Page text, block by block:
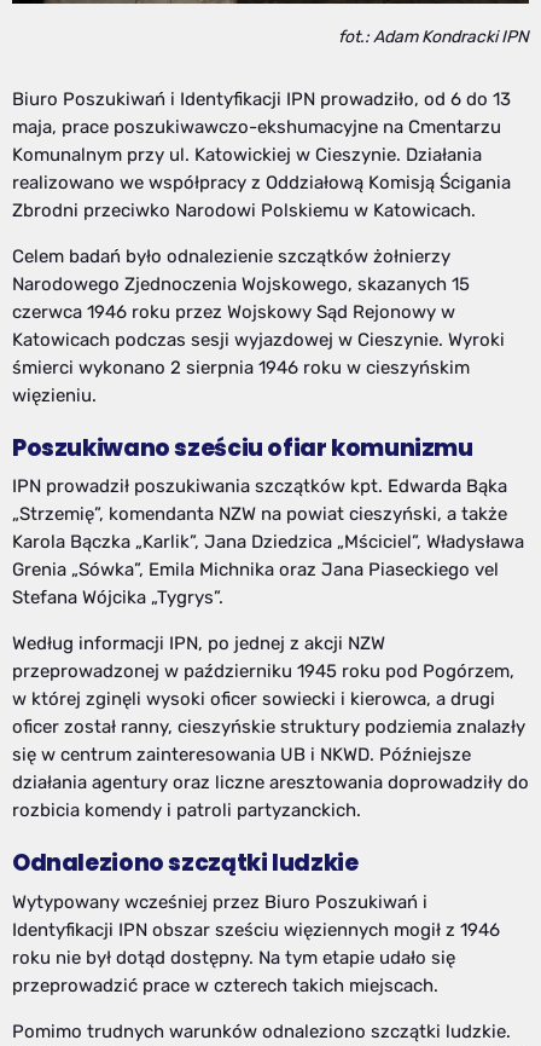
fot.: Adam Kondracki IPN
Biuro Poszukiwań i Identyfikacji IPN prowadziło, od 6 do 13
maja, prace poszukiwawczo-ekshumacyjne na Cmentarzu
Komunalnym przy ul. Katowickiej w Cieszynie. Działania
realizowano we współpracy z Oddziałową Komisją Ścigania
Zbrodni przeciwko Narodowi Polskiemu w Katowicach.
Celem badań było odnalezienie szczątków żołnierzy
Narodowego Zjednoczenia Wojskowego, skazanych 15
czerwca 1946 roku przez Wojskowy Sąd Rejonowy w
Katowicach podczas sesji wyjazdowej w Cieszynie. Wyroki
śmierci wykonano 2 sierpnia 1946 roku w cieszyńskim
więzieniu.
Poszukiwano sześciu ofiar komunizmu
IPN prowadził poszukiwania szczątków kpt. Edwarda Bąka
„Strzemię”, komendanta NZW na powiat cieszyński, a także
Karola Bączka „Karlik”, Jana Dziedzica „Mściciel”, Władysława
Grenia „Sówka”, Emila Michnika oraz Jana Piaseckiego vel
Stefana Wójcika „Tygrys”.
Według informacji IPN, po jednej z akcji NZW
przeprowadzonej w październiku 1945 roku pod Pogórzem,
w której zginęli wysoki oficer sowiecki i kierowca, a drugi
oficer został ranny, cieszyńskie struktury podziemia znalazły
się w centrum zainteresowania UB i NKWD. Późniejsze
działania agentury oraz liczne aresztowania doprowadziły do
rozbicia komendy i patroli partyzanckich.
Odnaleziono szczątki ludzkie
Wytypowany wcześniej przez Biuro Poszukiwań i
Identyfikacji IPN obszar sześciu więziennych mogił z 1946
roku nie był dotąd dostępny. Na tym etapie udało się
przeprowadzić prace w czterech takich miejscach.
Pomimo trudnych warunków odnaleziono szczątki ludzkie.